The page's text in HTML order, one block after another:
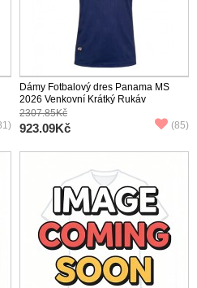
Dámy Fotbalový dres Panama MS
2026 Venkovní Krátký Rukáv
2307.85Kč
923.09Kč (85)